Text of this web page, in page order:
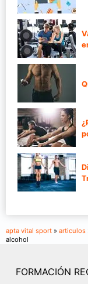
apta vital sport » articulos
alcohol
FORMACIÓN